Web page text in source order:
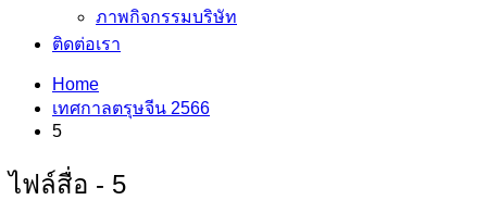
ภาพกิจกรรมบริษัท
ติดต่อเรา
Home
เทศกาลตรุษจีน 2566
5
ไฟล์สื่อ - 5